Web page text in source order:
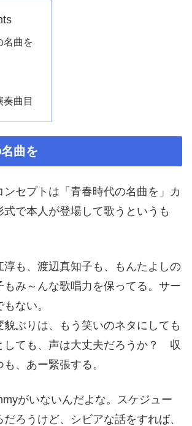
名曲を
奏曲目
曲を
ンセプトは「青春時代の名曲を」カ
式で本人が登場して歌うというも
淳も、渡辺真知子も、もんたよしの
もみ～んな歌唱力を保ってる。サー
ない。
貌ぶりは、もう笑いのネタにしても
しても、声は大丈夫だろうか？ 収
、あー緊張する。
がいないんだよな。スケジュー
ろうけど、シビアな話をすれば、